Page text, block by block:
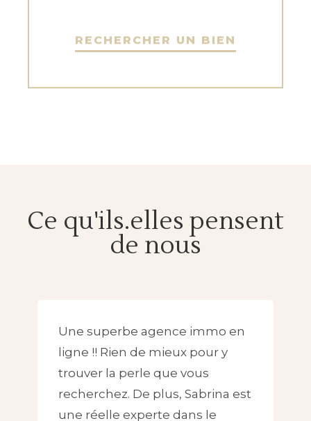
RECHERCHER UN BIEN
Ce qu'ils.elles pensent
de nous
Une superbe agence immo en
ligne !! Rien de mieux pour y
trouver la perle que vous
recherchez. De plus, Sabrina est
une réelle experte dans le